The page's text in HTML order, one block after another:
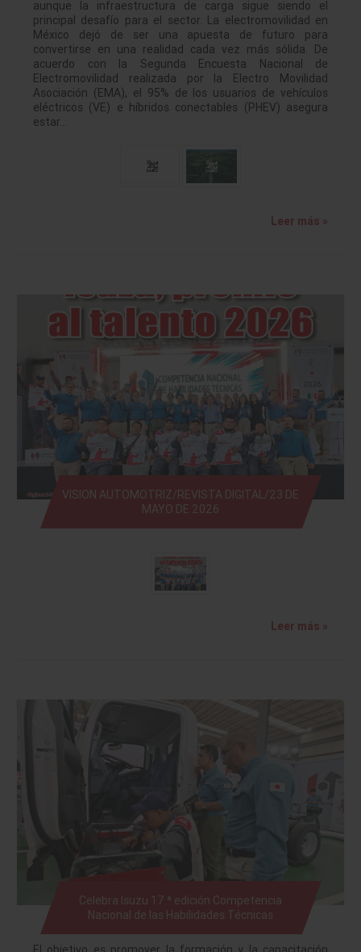
aunque la infraestructura de carga sigue siendo el
principal desafío para el sector. La electromovilidad en
México dejó de ser una apuesta de futuro para
convertirse en una realidad cada vez más sólida. De
acuerdo con la Segunda Encuesta Nacional de
Electromovilidad realizada por la Electro Movilidad
Asociación (EMA), el 95% de los usuarios de vehículos
eléctricos (VE) e híbridos conectables (PHEV) asegura
estar…
Leer más »
VISION AUTOMOTRIZ/REVISTA DIGITAL/23 DE
MAYO DE 2026
Leer más »
Celebra Isuzu 17.ª edición Competencia
Nacional de las Habilidades Técnicas